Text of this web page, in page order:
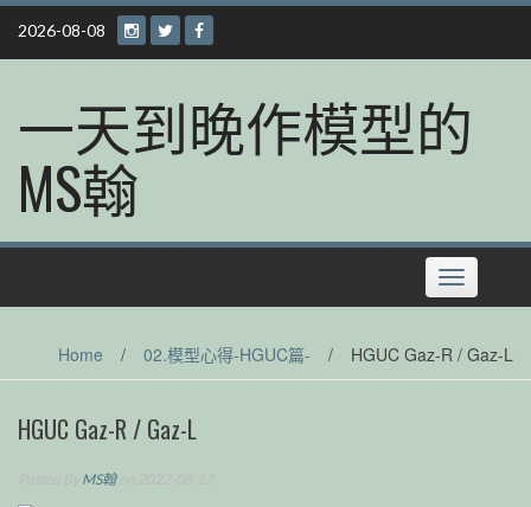
Skip
content
2026-08-08
一天到晚作模型的
MS翰
Toggle
navigation
Home / 02.模型心得-HGUC篇- / HGUC Gaz-R / Gaz-L
HGUC Gaz-R / Gaz-L
MS翰on 2022-08-27